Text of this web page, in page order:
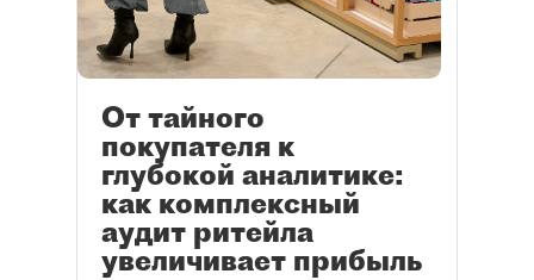
От тайного
покупателя к
глубокой аналитике:
как комплексный
аудит ритейла
увеличивает прибыль